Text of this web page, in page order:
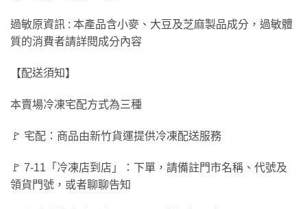
過敏原資訊 : 本產品含小麥、大豆及芝麻製品成分，過敏體
質的消費者請詳閱成分內容
【配送須知】
本賣場冷凍宅配方式為三種
🚩 宅配：商品由新竹貨運提供冷凍配送服務
🚩 7-11「冷凍店到店」：下單，請備註門市名稱、代號及
領貨門號，或者聊聊告知